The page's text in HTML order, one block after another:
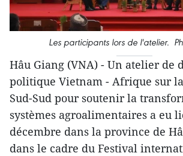
Les participants lors de l'atelier.
Hâu Giang (VNA) - Un atelier de
politique Vietnam - Afrique sur
Sud-Sud pour soutenir la
systèmes agroalimentaires a eu
décembre dans la province de
dans le cadre du Festival